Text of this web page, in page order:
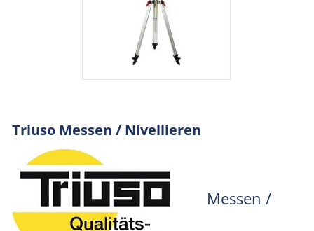
Triuso Messen / Nivellieren
Messen /